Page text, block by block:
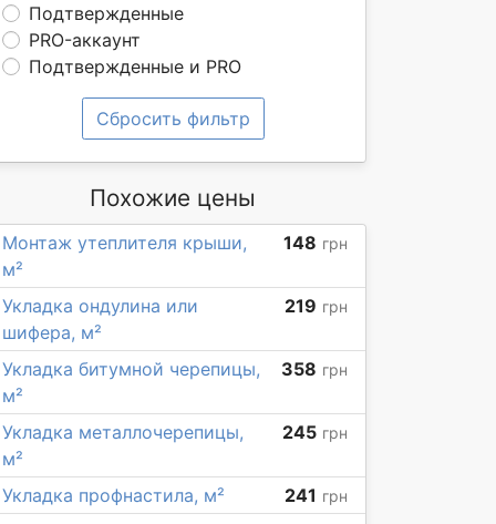
Подтвержденные
PRO-аккаунт
Подтвержденные и PRO
Сбросить фильтр
Похожие цены
Монтаж утеплителя крыши,
м²
148 грн
Укладка ондулина или
шифера, м²
219 грн
Укладка битумной черепицы,
м²
358 грн
Укладка металлочерепицы,
м²
245 грн
Укладка профнастила, м² 241 грн